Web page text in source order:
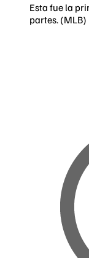
Esta fue la
partes. (MLB)